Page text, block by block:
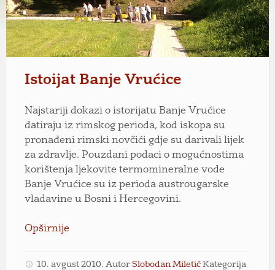
Istoijat Banje Vrućice
Najstariji dokazi o istorijatu Banje Vrućice
datiraju iz rimskog perioda, kod iskopa su
pronađeni rimski novčići gdje su darivali lijek
za zdravlje. Pouzdani podaci o mogućnostima
korištenja ljekovite termomineralne vode
Banje Vrućice su iz perioda austrougarske
vladavine u Bosni i Hercegovini.
Opširnije
10. avgust 2010. Autor Slobodan Miletić Kategorija